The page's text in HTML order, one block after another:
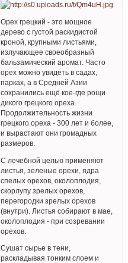
Орех грецкий - это мощное
дерево с густой раскидистой
кроной, крупными листьями,
излучающее своеобразный
бальзамический аромат. Часто
орех можно увидеть в садах,
парках, а в Средней Азии
сохранились ещё кое-где рощи
дикого грецкого ореха.
Продолжительность жизни
грецкого ореха - 300 лет и более,
и вырастают они громадных
размеров.
С лечебной целью применяют
листья, зеленые орехи, ядра
спелых орехов, околоплодия,
скорлупу зрелых орехов,
перегородки зрелых орехов
(внутри). Листья собирают в мае,
околоплодия - при созревании
орехов.
Сушат сырье в тени,
раскладывая тонким слоем и